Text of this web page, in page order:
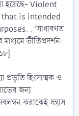
হয়েছে- Violent
is intended
. ‘সাধারণত
ভীতিপ্রদর্শন।
প্রভৃতি হিংসাত্মক ও
জন্য
করাকেই সন্ত্রাস